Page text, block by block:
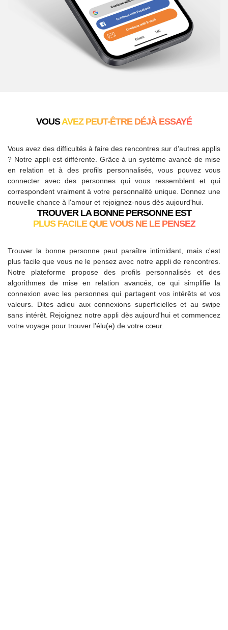
VOUSAVEZ PEUT-ÊTRE DÉJÀ ESSAYÉ
Vous avez des difficultés à faire des rencontres sur d'autres applis
? Notre appli est différente. Grâce à un système avancé de mise
en relation et à des profils personnalisés, vous pouvez vous
connecter avec des personnes qui vous ressemblent et qui
correspondent vraiment à votre personnalité unique. Donnez une
nouvelle chance à l'amour et rejoignez-nous dès aujourd'hui.
TROUVER LA BONNE PERSONNE EST
PLUS FACILE QUE VOUS NE LE PENSEZ
Trouver la bonne personne peut paraître intimidant, mais c'est
plus facile que vous ne le pensez avec notre appli de rencontres.
Notre plateforme propose des profils personnalisés et des
algorithmes de mise en relation avancés, ce qui simplifie la
connexion avec les personnes qui partagent vos intérêts et vos
valeurs. Dites adieu aux connexions superficielles et au swipe
sans intérêt. Rejoignez notre appli dès aujourd'hui et commencez
votre voyage pour trouver l'élu(e) de votre cœur.